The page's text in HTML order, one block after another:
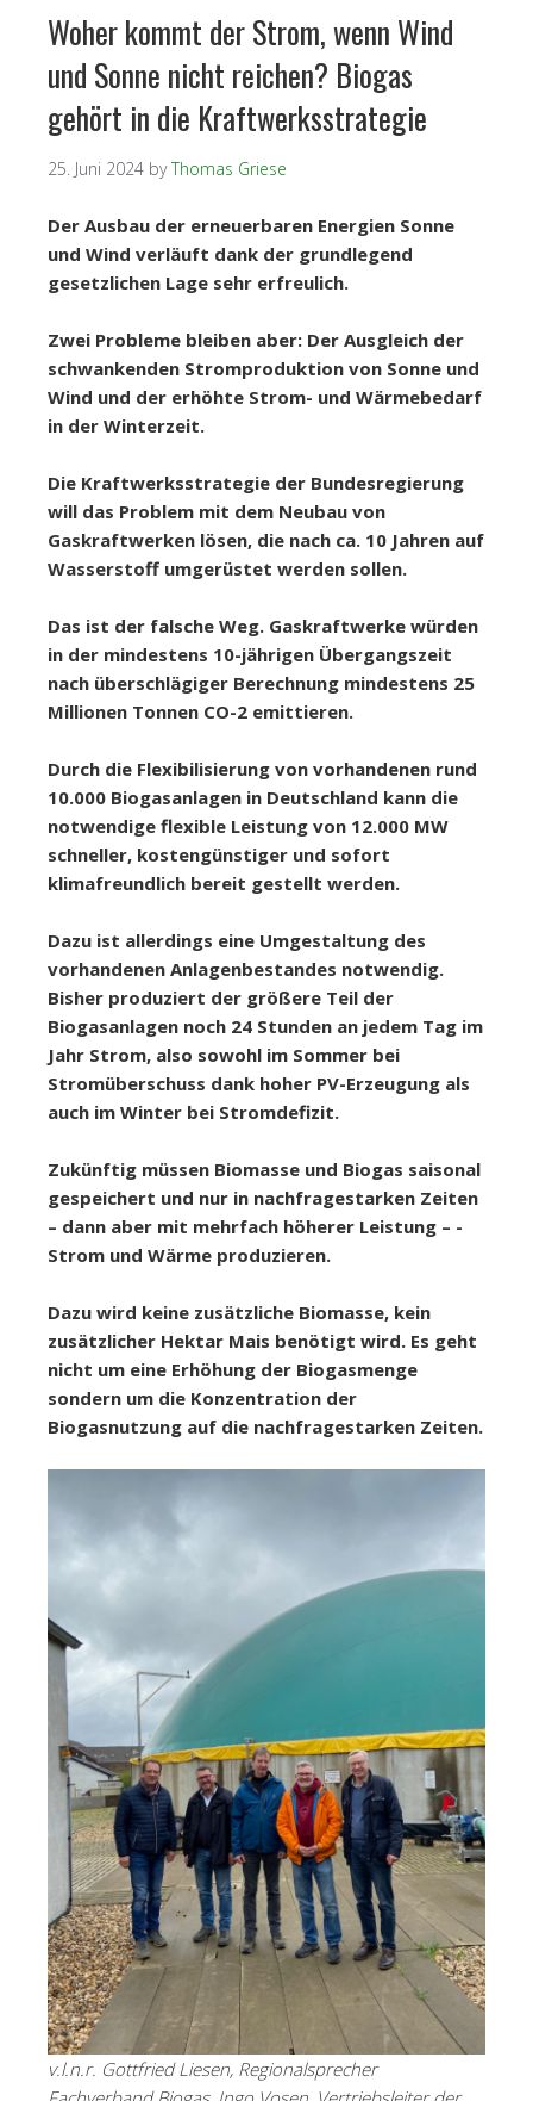
Woher kommt der Strom, wenn Wind
und Sonne nicht reichen? Biogas
gehört in die Kraftwerksstrategie
25. Juni 2024 byThomas Griese
Der Ausbau der erneuerbaren Energien Sonne
und Wind verläuft dank der grundlegend
gesetzlichen Lage sehr erfreulich.
Zwei Probleme bleiben aber: Der Ausgleich der
schwankenden Stromproduktion von Sonne und
Wind und der erhöhte Strom- und Wärmebedarf
in der Winterzeit.
Die Kraftwerksstrategie der Bundesregierung
will das Problem mit dem Neubau von
Gaskraftwerken lösen, die nach ca. 10 Jahren auf
Wasserstoff umgerüstet werden sollen.
Das ist der falsche Weg. Gaskraftwerke würden
in der mindestens 10-jährigen Übergangszeit
nach überschlägiger Berechnung mindestens 25
Millionen Tonnen CO-2 emittieren.
Durch die Flexibilisierung von vorhandenen rund
10.000 Biogasanlagen in Deutschland kann die
notwendige flexible Leistung von 12.000 MW
schneller, kostengünstiger und sofort
klimafreundlich bereit gestellt werden.
Dazu ist allerdings eine Umgestaltung des
vorhandenen Anlagenbestandes notwendig.
Bisher produziert der größere Teil der
Biogasanlagen noch 24 Stunden an jedem Tag im
Jahr Strom, also sowohl im Sommer bei
Stromüberschuss dank hoher PV-Erzeugung als
auch im Winter bei Stromdefizit.
Zukünftig müssen Biomasse und Biogas saisonal
gespeichert und nur in nachfragestarken Zeiten
– dann aber mit mehrfach höherer Leistung – ­
Strom und Wärme produzieren.
Dazu wird keine zusätzliche Biomasse, kein
zusätzlicher Hektar Mais benötigt wird. Es geht
nicht um eine Erhöhung der Biogasmenge
sondern um die Konzentration der
Biogasnutzung auf die nachfragestarken Zeiten.
v.l.n.r. Gottfried Liesen, Regionalsprecher